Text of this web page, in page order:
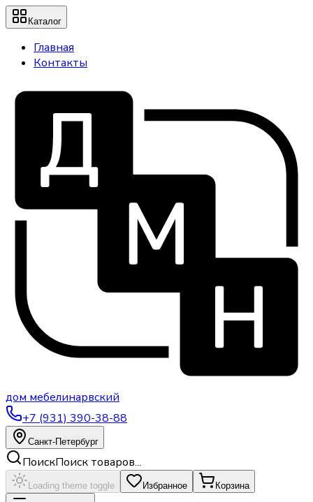
Каталог
Главная
Контакты
дом мебелинарвский
+7 (931) 390-38-88
Санкт-Петербург
ПоискПоиск товаров...
Loading theme toggle Избранное Корзина